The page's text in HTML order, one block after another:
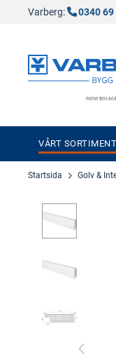
Varberg: 0340 69
VÅRT SORTIMENT
Startsida Golv &